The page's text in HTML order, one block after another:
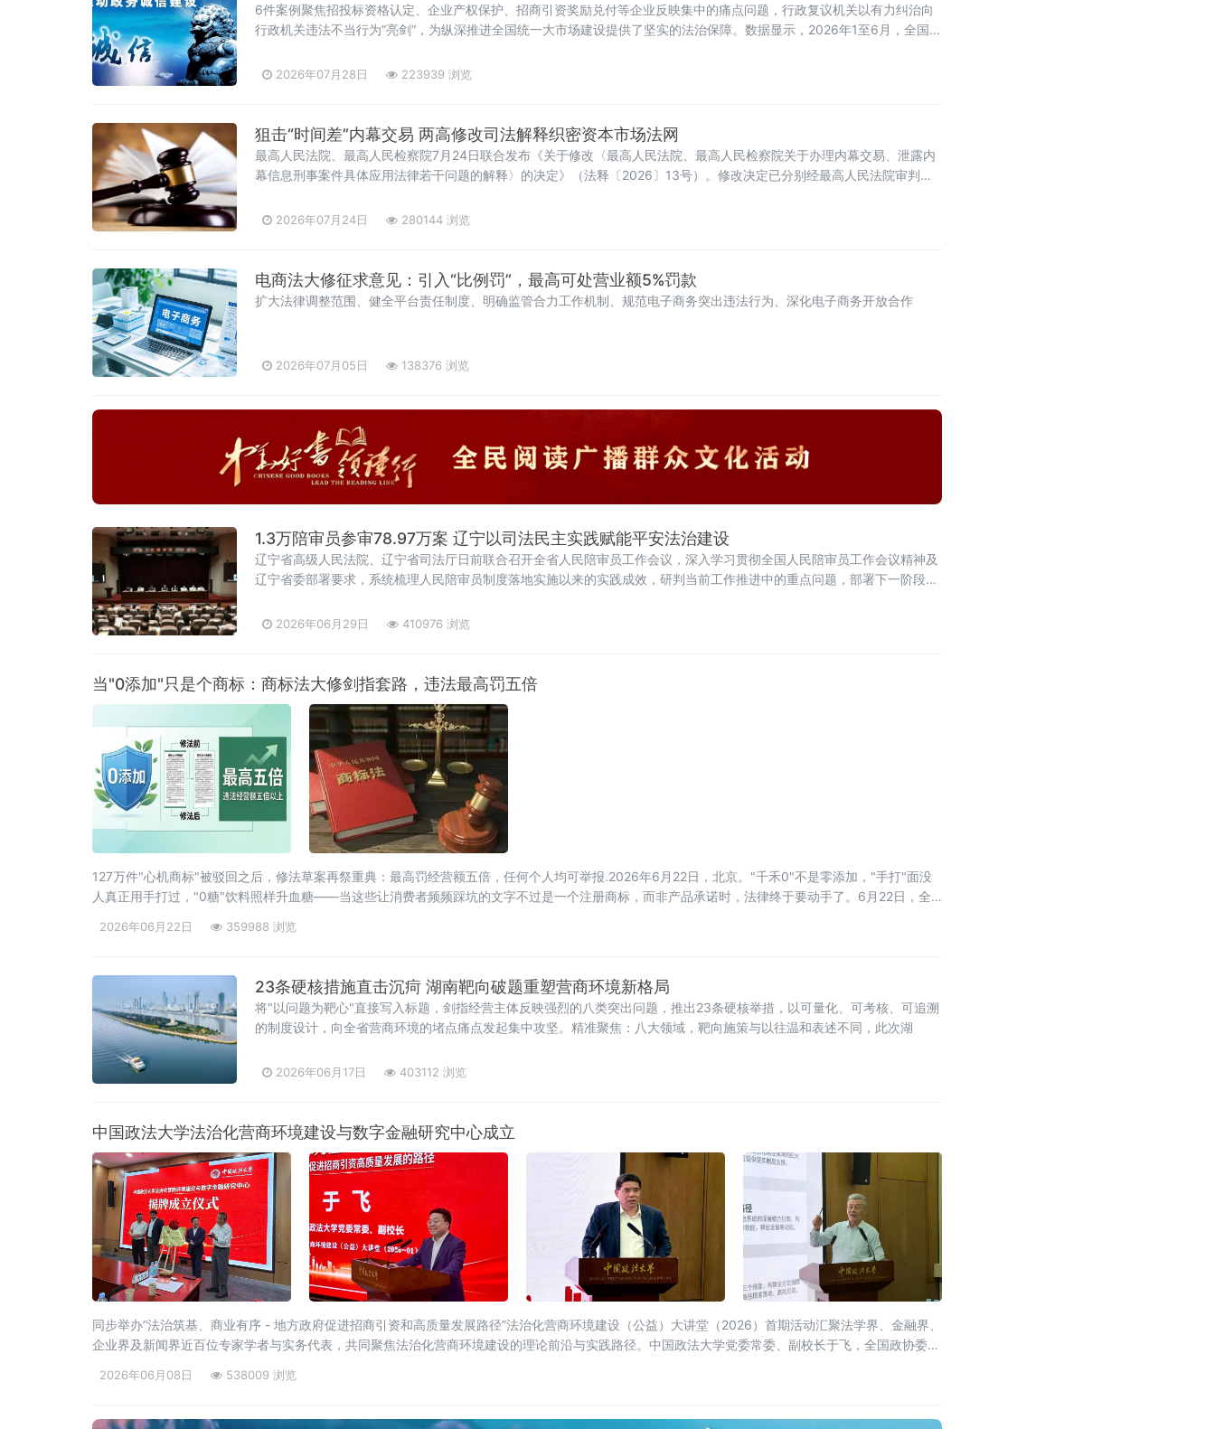
6件案例聚焦招投标资格认定、企业产权保护、招商引资奖励兑付等企业反映集中的痛点问题，行政复议机关以有力纠治向
行政机关违法不当行为“亮剑”，为纵深推进全国统一大市场建设提供了坚实的法治保障。数据显示，2026年1至6月，全国各
2026年07月28日 223939 浏览
狙击“时间差”内幕交易 两高修改司法解释织密资本市场法网
最高人民法院、最高人民检察院7月24日联合发布《关于修改〈最高人民法院、最高人民检察院关于办理内幕交易、泄露内
幕信息刑事案件具体应用法律若干问题的解释〉的决定》（法释〔2026〕13号）。修改决定已分别经最高人民法院审判委
2012年《关于办理内幕交易、泄
2026年07月24日 280144 浏览
电商法大修征求意见：引入“比例罚”，最高可处营业额5%罚款
扩大法律调整范围、健全平台责任制度、明确监管合力工作机制、规范电子商务突出违法行为、深化电子商务开放合作
2026年07月05日 138376 浏览
1.3万陪审员参审78.97万案 辽宁以司法民主实践赋能平安法治建设
辽宁省高级人民法院、辽宁省司法厅日前联合召开全省人民陪审员工作会议，深入学习贯彻全国人民陪审员工作会议精神及
辽宁省委部署要求，系统梳理人民陪审员制度落地实施以来的实践成效，研判当前工作推进中的重点问题，部署下一阶段核
达了辽宁省委常委、政法委书记郑艺对全省人
2026年06月29日 410976 浏览
当"0添加"只是个商标：商标法大修剑指套路，违法最高罚五倍
127万件"心机商标"被驳回之后，修法草案再祭重典：最高罚经营额五倍，任何个人均可举报.2026年6月22日，北京。"千禾0"不是零添加，"手打"面没
人真正用手打过，"0糖"饮料照样升血糖——当这些让消费者频频踩坑的文字不过是一个注册商标，而非产品承诺时，法律终于要动手了。6月22日，全
2026年06月22日 359988 浏览
23条硬核措施直击沉疴 湖南靶向破题重塑营商环境新格局
将"以问题为靶心"直接写入标题，剑指经营主体反映强烈的八类突出问题，推出23条硬核举措，以可量化、可考核、可追溯
的制度设计，向全省营商环境的堵点痛点发起集中攻坚。精准聚焦：八大领域，靶向施策与以往温和表述不同，此次湖
2026年06月17日 403112 浏览
中国政法大学法治化营商环境建设与数字金融研究中心成立
同步举办“法治筑基、商业有序 - 地方政府促进招商引资和高质量发展路径”法治化营商环境建设（公益）大讲堂（2026）首期活动汇聚法学界、金融界、
企业界及新闻界近百位专家学者与实务代表，共同聚焦法治化营商环境建设的理论前沿与实践路径。中国政法大学党委常委、副校长于飞，全国政协委
2026年06月08日 538009 浏览